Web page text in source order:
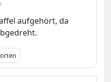
aufgehört, da